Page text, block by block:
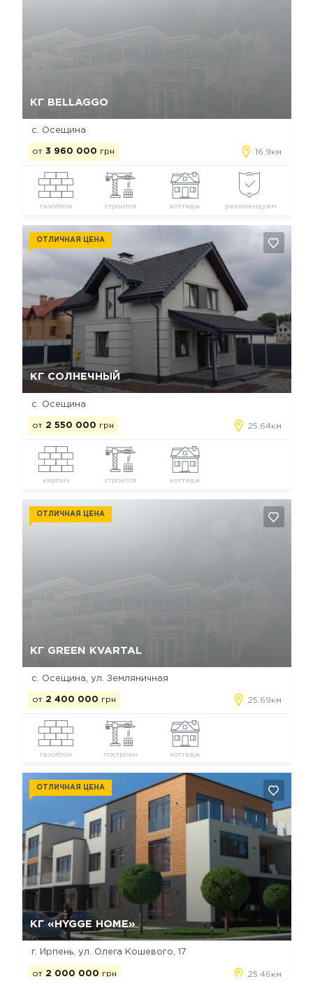
КГ BELLAGGO
с. Осещина
от 3 960 000 грн 16.9км
газоблок строится коттедж рекомендуем
КГ СОЛНЕЧНЫЙ
ОТЛИЧНАЯ ЦЕНА
с. Осещина
от 2 550 000 грн 25.64км
кирпич строится коттедж
КГ GREEN KVARTAL
ОТЛИЧНАЯ ЦЕНА
с. Осещина, ул. Земляничная
от 2 400 000 грн 25.69км
газоблок построен коттедж
КГ «HYGGE HOME»
ОТЛИЧНАЯ ЦЕНА
г. Ирпень, ул. Олега Кошевого, 17
от 2 000 000 грн 25.46км